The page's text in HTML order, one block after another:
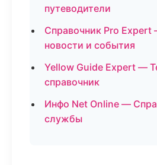
путеводители
Справочник Pro Expert
новости и события
Yellow Guide Expert —
справочник
Инфо Net Online —
службы